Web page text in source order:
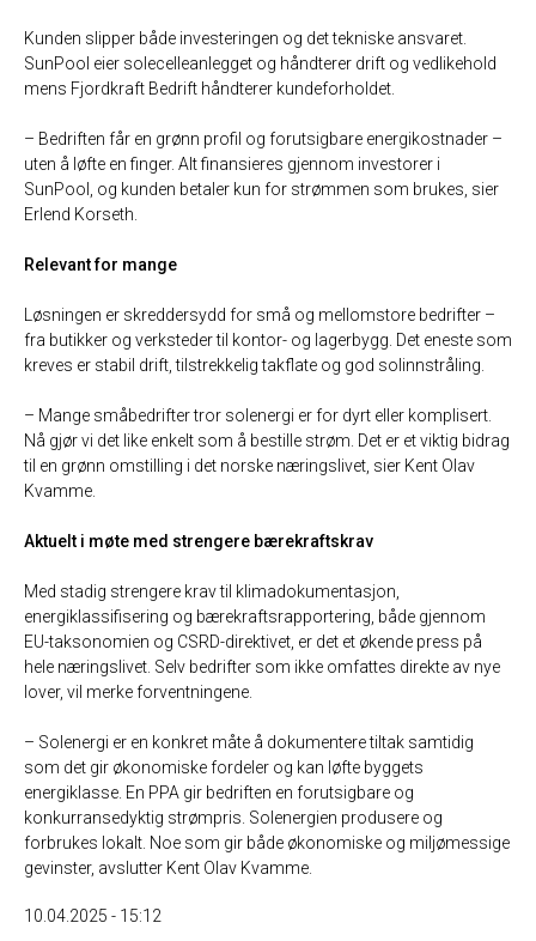
Kunden slipper både investeringen og det tekniske ansvaret.
SunPool eier solecelleanlegget og håndterer drift og vedlikehold
mens Fjordkraft Bedrift håndterer kundeforholdet.
– Bedriften får en grønn profil og forutsigbare energikostnader –
uten å løfte en finger. Alt finansieres gjennom investorer i
SunPool, og kunden betaler kun for strømmen som brukes, sier
Erlend Korseth.
Relevant for mange
Løsningen er skreddersydd for små og mellomstore bedrifter –
fra butikker og verksteder til kontor- og lagerbygg. Det eneste som
kreves er stabil drift, tilstrekkelig takflate og god solinnstråling.
– Mange småbedrifter tror solenergi er for dyrt eller komplisert.
Nå gjør vi det like enkelt som å bestille strøm. Det er et viktig bidrag
til en grønn omstilling i det norske næringslivet, sier Kent Olav
Kvamme.
Aktuelt i møte med strengere bærekraftskrav
Med stadig strengere krav til klimadokumentasjon,
energiklassifisering og bærekraftsrapportering, både gjennom
EU-taksonomien og CSRD-direktivet, er det et økende press på
hele næringslivet. Selv bedrifter som ikke omfattes direkte av nye
lover, vil merke forventningene.
– Solenergi er en konkret måte å dokumentere tiltak samtidig
som det gir økonomiske fordeler og kan løfte byggets
energiklasse. En PPA gir bedriften en forutsigbare og
konkurransedyktig strømpris. Solenergien produsere og
forbrukes lokalt. Noe som gir både økonomiske og miljømessige
gevinster, avslutter Kent Olav Kvamme.
10.04.2025 - 15:12